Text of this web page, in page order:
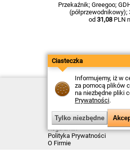
Przekaźnik; Greegoo;
(półprzewodnikowy);
od 31,08PLN
Kontakt
Dostawa
Zwroty
Reklamacje
Regulamin
Polityka Prywatności
O Firmie
Ciasteczka
Informujemy, iż w
za pomocą plików
na niezbędne pliki
Prywatności.